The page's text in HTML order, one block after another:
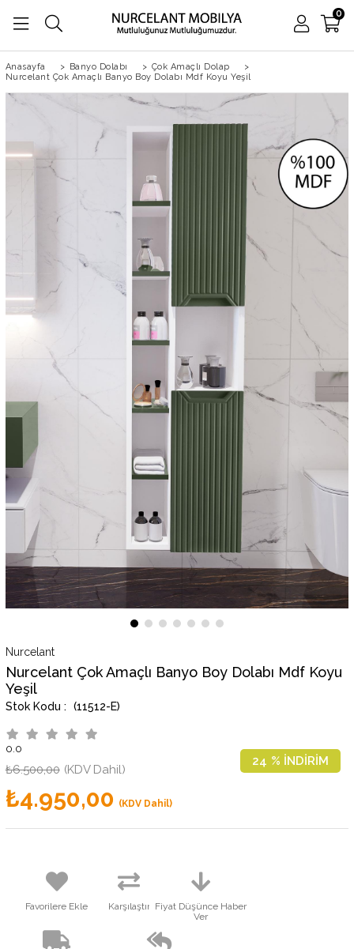
0
Anasayfa > Banyo Dolabı > Çok Amaçlı Dolap
>
Nurcelant Çok Amaçlı Banyo Boy Dolabı Mdf Koyu Yeşil
Nurcelant
Nurcelant Çok Amaçlı Banyo Boy Dolabı Mdf Koyu
Yeşil
(11512-E)
0.0
%
24 İNDIRIM
₺6.500,00 (KDV Dahil)
₺4.950,00 (KDV Dahil)
Favorilere Ekle Karşılaştır Fiyat Düşünce Haber
Ver